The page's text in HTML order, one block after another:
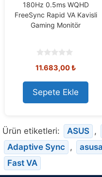
180Hz 0.5ms WQHD
FreeSync Rapid VA Kavisli
Gaming Monitör
o
t
o
f
5
11.683,00₺
Sepete Ekle
Ürün etiketleri: ASUS ,
Adaptive Sync ,
Fast VA